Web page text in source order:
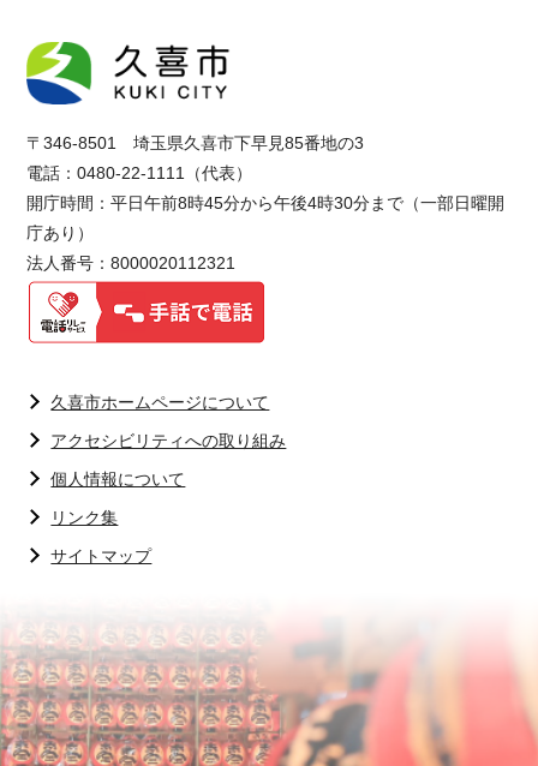
〒346-8501 埼玉県久喜市下早見85番地の3
電話：0480-22-1111（代表）
開庁時間：平日午前8時45分から午後4時30分まで（一部日曜開
庁あり）
法人番号：8000020112321
久喜市ホームページについて
アクセシビリティへの取り組み
個人情報について
リンク集
サイトマップ